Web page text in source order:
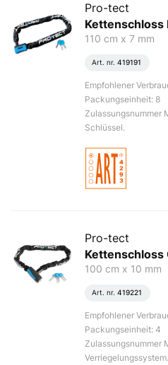
Pro-tect
Kettenschloss
110 cm x 7 mm
Art. nr. 419191
Empfohlener
Packungseinheit: 8
Zulassungsnummer
Schlüssel.
Pro-tect
Kettenschloss
100 cm x 10 mm
Art. nr. 419221
Empfohlener
Packungseinheit: 4
Zulassungsnummer